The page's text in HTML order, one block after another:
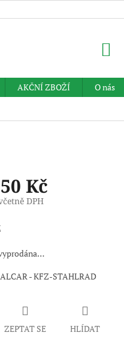
AKČNÍ ZBOŽÍ O nás
Kč
DPH
- KFZ-STAHLRAD
ZEPTAT SE HLÍDAT